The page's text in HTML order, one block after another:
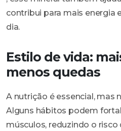
contribui para mais energia
dia.
Estilo de vida:
menos quedas
A nutrição é essencial, mas
Alguns hábitos podem
músculos, reduzindo o risco